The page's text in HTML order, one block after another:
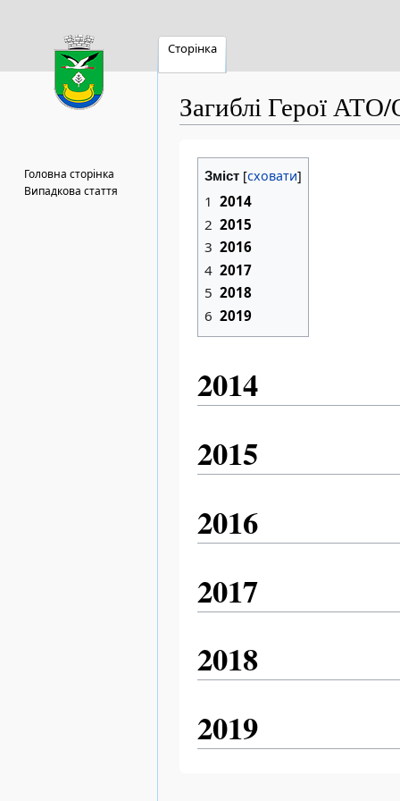
Загиблі Герої
Зміст
1 2014
2 2015
3 2016
4 2017
5 2018
6 2019
2014
2015
2016
2017
2018
2019
Сторінка
Головна сторінка
Випадкова стаття